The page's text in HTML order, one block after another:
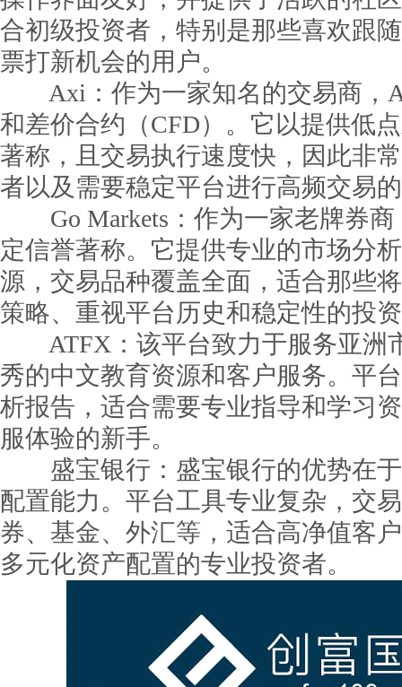
合初级投资者，特别是那些喜欢跟
票打新机会的用户。
Axi：作为一家知名的交易商，
和差价合约（CFD）。它以提供低
著称，且交易执行速度快，因此非
者以及需要稳定平台进行高频交易
Go Markets：作为一家老牌券商
定信誉著称。它提供专业的市场分
源，交易品种覆盖全面，适合那些
策略、重视平台历史和稳定性的投
ATFX：该平台致力于服务亚洲
秀的中文教育资源和客户服务。平
析报告，适合需要专业指导和学习
服体验的新手。
盛宝银行：盛宝银行的优势在于
配置能力。平台工具专业复杂，交
券、基金、外汇等，适合高净值客
多元化资产配置的专业投资者。